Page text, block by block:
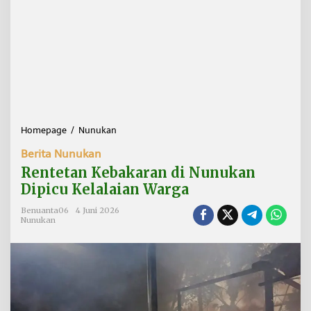
Homepage / Nunukan
e
t
e
Berita Nunukan
Rentetan Kebakaran di Nunukan
Dipicu Kelalaian Warga
Benuanta06
4 Juni 2026
Nunukan